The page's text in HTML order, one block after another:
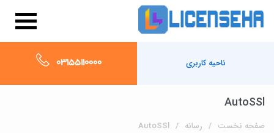
ناحیه کاربری 03155110000
AutoSSl
صفحه نخست رسانه AutoSSl